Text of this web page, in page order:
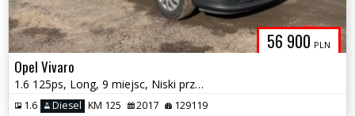
56 900 PLN
Opel Vivaro
1.6 125ps, Long, 9 miejsc, Niski przebieg, 1 Właściciel
1.6 Diesel KM 125 2017 129119